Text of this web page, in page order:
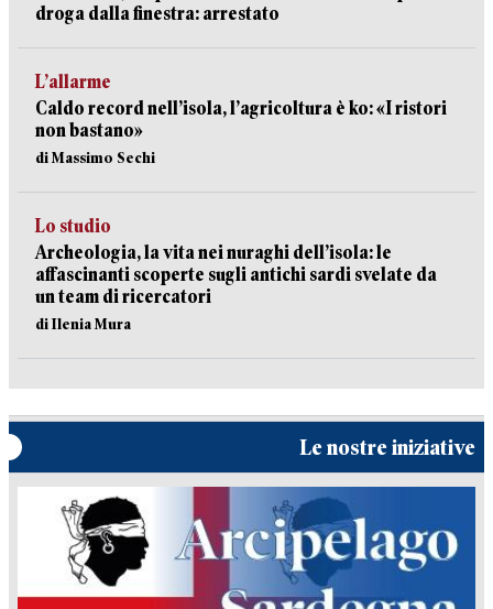
droga dalla finestra: arrestato
L’allarme
Caldo record nell’isola, l’agricoltura è ko: «I ristori
non bastano»
di Massimo Sechi
Lo studio
Archeologia, la vita nei nuraghi dell’isola: le
affascinanti scoperte sugli antichi sardi svelate da
un team di ricercatori
di Ilenia Mura
Le nostre iniziative